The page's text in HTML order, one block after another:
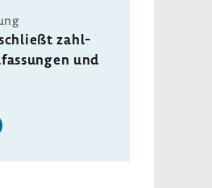
zahl­
und